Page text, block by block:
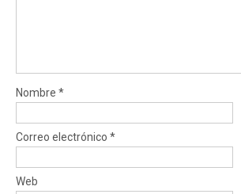
Nombre *
Correo electrónico *
Web